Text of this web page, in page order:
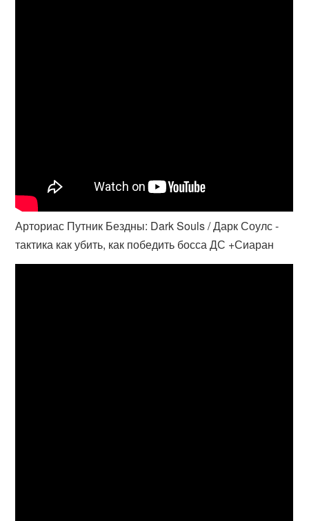
Арториас Путник Бездны: Dark Souls / Дарк Соулс -
тактика как убить, как победить босса ДС +Сиаран